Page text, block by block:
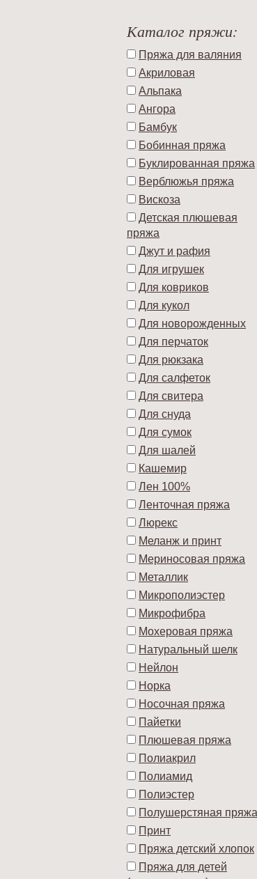
Каталог пряжи:
Пряжа для валяния
Акриловая
Альпака
Ангора
Бамбук
Бобинная пряжа
Буклированная пряжа
Верблюжья пряжа
Вискоза
Детская плюшевая
пряжа
Джут и рафия
Для игрушек
Для ковриков
Для кукол
Для новорожденных
Для перчаток
Для рюкзака
Для салфеток
Для свитера
Для снуда
Для сумок
Для шалей
Кашемир
Лен 100%
Ленточная пряжа
Люрекс
Меланж и принт
Мериносовая пряжа
Металлик
Микрополиэстер
Микрофибра
Мохеровая пряжа
Натуральный шелк
Нейлон
Норка
Носочная пряжа
Пайетки
Плюшевая пряжа
Полиакрил
Полиамид
Полиэстер
Полушерстяная пряжа
Принт
Пряжа детский хлопок
Пряжа для детей